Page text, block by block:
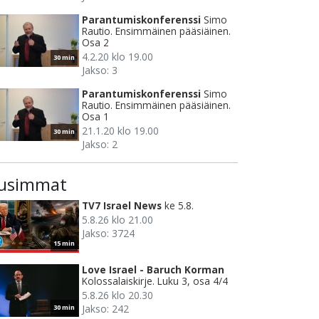
30 min
Parantumiskonferenssi Simo
Rautio. Ensimmäinen pääsiäinen.
Osa 2
4.2.20 klo 19.00
Jakso: 3
30 min
Parantumiskonferenssi Simo
Rautio. Ensimmäinen pääsiäinen.
Osa 1
21.1.20 klo 19.00
Jakso: 2
15 min
TV7 Israel News ke 5.8.
5.8.26 klo 21.00
Jakso: 3724
30 min
Love Israel - Baruch Korman
Kolossalaiskirje. Luku 3, osa 4/4
5.8.26 klo 20.30
Jakso: 242